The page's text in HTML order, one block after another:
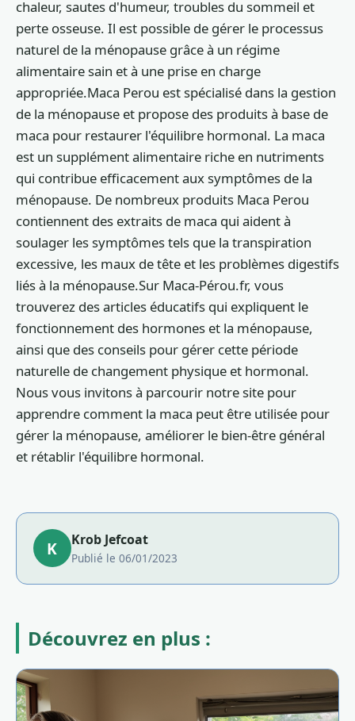
chaleur, sautes d'humeur, troubles du sommeil et
perte osseuse. Il est possible de gérer le processus
naturel de la ménopause grâce à un régime
alimentaire sain et à une prise en charge
appropriée.Maca Perou est spécialisé dans la gestion
de la ménopause et propose des produits à base de
maca pour restaurer l'équilibre hormonal. La maca
est un supplément alimentaire riche en nutriments
qui contribue efficacement aux symptômes de la
ménopause. De nombreux produits Maca Perou
contiennent des extraits de maca qui aident à
soulager les symptômes tels que la transpiration
excessive, les maux de tête et les problèmes digestifs
liés à la ménopause.Sur Maca-Pérou.fr, vous
trouverez des articles éducatifs qui expliquent le
fonctionnement des hormones et la ménopause,
ainsi que des conseils pour gérer cette période
naturelle de changement physique et hormonal.
Nous vous invitons à parcourir notre site pour
apprendre comment la maca peut être utilisée pour
gérer la ménopause, améliorer le bien-être général
et rétablir l'équilibre hormonal.
K Krob Jefcoat
Publié le 06/01/2023
Découvrez en plus :